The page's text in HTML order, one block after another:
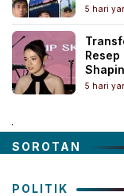
5 hari
5 hari
.
SOROTAN
POLITIK